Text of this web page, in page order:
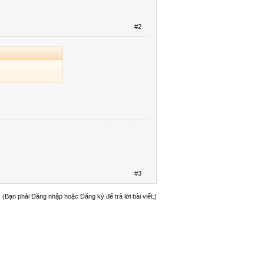
#2
#3
(Bạn phải Đăng nhập hoặc Đăng ký để trả lời bài viết.)